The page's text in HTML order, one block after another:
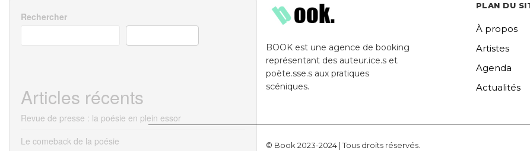
Rechercher
Articles récents
Revue de presse : la poésie en plein essor
Le comeback de la poésie
BOOK est une agence de booking
représentant des auteur.ice.s et
poète.sse.s aux pratiques
scéniques.
PLAN DU
À propos
Artistes
Agenda
Actualités
© Book 2023-2024 | Tous droits réservés.